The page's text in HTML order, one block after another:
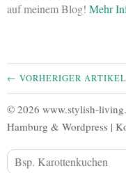
auf meinem Blog! Mehr
← VORHERIGER ARTIKEL
© 2026 www.stylish-
Hamburg & Wordpress |